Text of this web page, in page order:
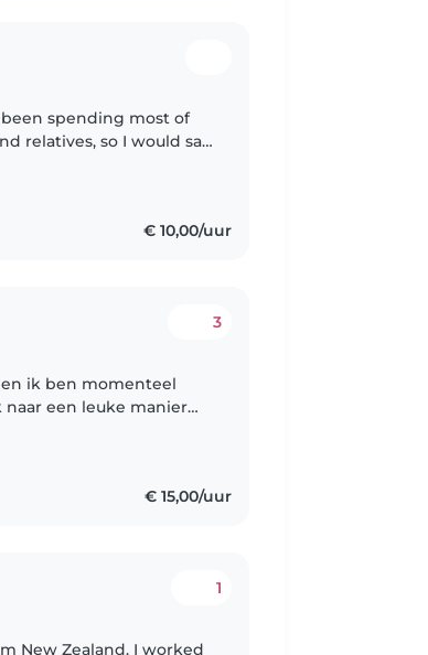
spending most of
relatives, so I would say
€ 10,00/uur
3
naar een leuke manier
€ 15,00/uur
1
New Zealand. I worked